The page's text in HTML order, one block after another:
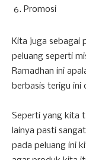
Promosi
Kita juga sebagai
peluang seperti
Ramadhan ini
berbasis terigu ini
Seperti yang kita
lainya pasti
pada peluang ini